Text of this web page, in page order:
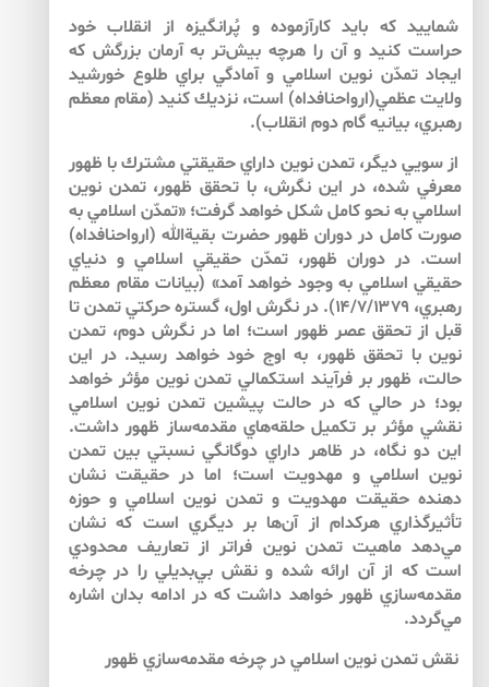
شماييد كه بايد كارآزموده و پُرانگيزه از انقلاب خود
حراست كنيد و آن را هرچه بيش‌تر به آرمان بزرگش كه
ايجاد تمدّن نوين اسلامي و آمادگي براي طلوع خورشيد
ولايت عظمي(ارواحنافداه) است، نزديك كنيد (مقام معظم
رهبري، بيانيه گام دوم انقلاب).
از سويي ديگر، تمدن نوين داراي حقيقتي مشترك با ظهور
معرفي شده، در اين نگرش، با تحقق ظهور، تمدن نوين
اسلامي به نحو كامل شكل خواهد گرفت؛ «تمدّن اسلامي به
صورت كامل در دوران ظهور حضرت بقية‌‌الله (ارواحنافداه)
است. در دوران ظهور، تمدّن حقيقي اسلامي و دنياي
حقيقي اسلامي به وجود خواهد آمد» (بيانات مقام معظم
رهبري، ۱۴/۷/۱۳۷۹). در نگرش اول، گستره حركتي تمدن تا
قبل از تحقق عصر ظهور است؛ اما در نگرش دوم، تمدن
نوين با تحقق ظهور، به اوج خود خواهد رسيد. در اين
حالت، ظهور بر فرآيند استكمالي تمدن نوين مؤثر خواهد
بود؛ در حالي كه در حالت پيشين تمدن نوين اسلامي
نقشي مؤثر بر تكميل حلقه‌‌هاي مقدمه‌‌ساز ظهور داشت.
اين دو نگاه، در ظاهر داراي دوگانگي نسبتي بين تمدن
نوين اسلامي و مهدويت است؛ اما در حقيقت نشان
دهنده حقيقت مهدويت و تمدن نوين اسلامي و حوزه
تأثيرگذاري هركدام از آن‌ها بر ديگري است كه نشان
مي‌‌دهد ماهيت تمدن نوين فراتر از تعاريف محدودي
است كه از آن ارائه شده و نقش بي‌‌بديلي را در چرخه
مقدمه‌‌سازي ظهور خواهد داشت كه در ادامه بدان اشاره
مي‌‌گردد.
نقش تمدن نوين اسلامي در چرخه مقدمه‌‌سازي ظهور